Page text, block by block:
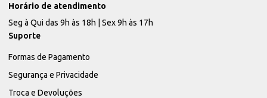
Horário de atendimento
Seg à Qui das 9h às 18h | Sex 9h às 17h
Suporte
Formas de Pagamento
Segurança e Privacidade
Troca e Devoluções